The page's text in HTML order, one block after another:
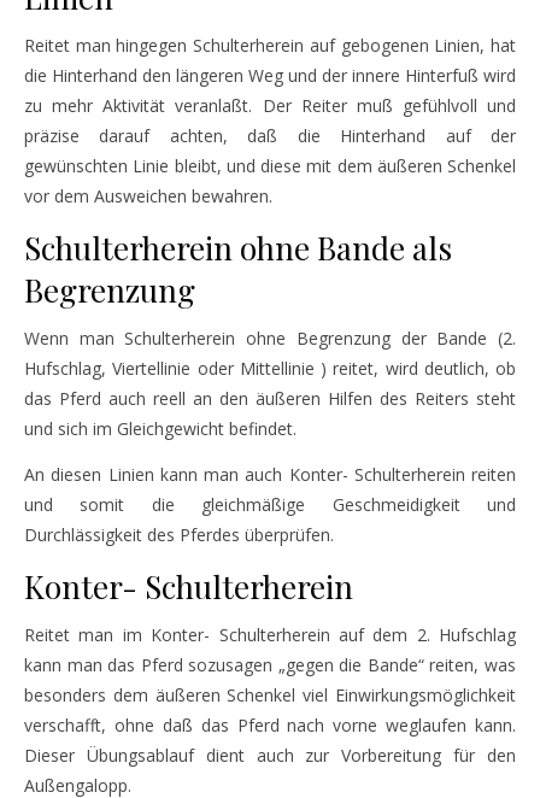
Reitet man hingegen Schulterherein auf gebogenen Linien, hat
die Hinterhand den längeren Weg und der innere Hinterfuß wird
zu mehr Aktivität veranlaßt. Der Reiter muß gefühlvoll und
präzise darauf achten, daß die Hinterhand auf der
gewünschten Linie bleibt, und diese mit dem äußeren Schenkel
vor dem Ausweichen bewahren.
Schulterherein ohne Bande als
Begrenzung
Wenn man Schulterherein ohne Begrenzung der Bande (2.
Hufschlag, Viertellinie oder Mittellinie ) reitet, wird deutlich, ob
das Pferd auch reell an den äußeren Hilfen des Reiters steht
und sich im Gleichgewicht befindet.
An diesen Linien kann man auch Konter- Schulterherein reiten
und somit die gleichmäßige Geschmeidigkeit und
Durchlässigkeit des Pferdes überprüfen.
Konter- Schulterherein
Reitet man im Konter- Schulterherein auf dem 2. Hufschlag
kann man das Pferd sozusagen „gegen die Bande“ reiten, was
besonders dem äußeren Schenkel viel Einwirkungsmöglichkeit
verschafft, ohne daß das Pferd nach vorne weglaufen kann.
Dieser Übungsablauf dient auch zur Vorbereitung für den
Außengalopp.